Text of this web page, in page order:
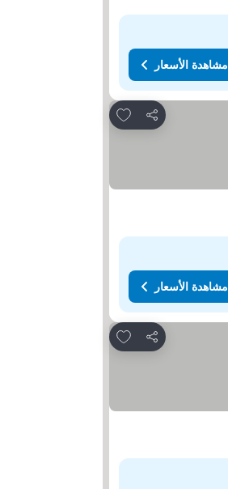
مشاهدة الأسعار
مشاركة
Add to favorites
مشاهدة الأسعار
مشاركة
Add to favorites